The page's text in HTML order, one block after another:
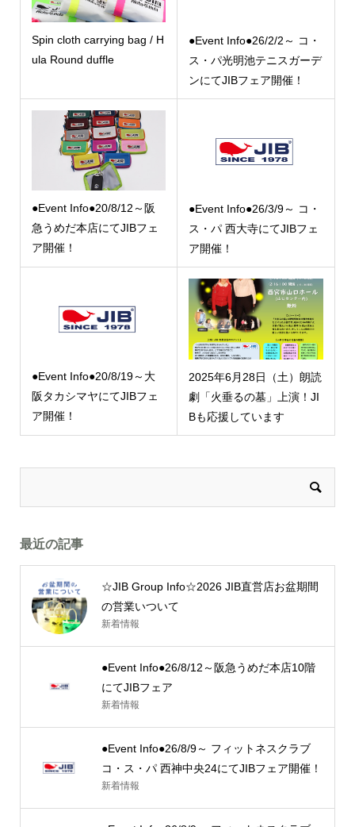
Spin cloth carrying bag / H
ula Round duffle
●Event Info●26/2/2～ コ・
ス・パ光明池テニスガーデ
ンにてJIBフェア開催！
●Event Info●20/8/12～阪
急うめだ本店にてJIBフェ
ア開催！
●Event Info●26/3/9～ コ・
ス・パ 西大寺にてJIBフェ
ア開催！
●Event Info●20/8/19～大
阪タカシマヤにてJIBフェ
ア開催！
2025年6月28日（土）朗読
劇「火垂るの墓」上演！JI
Bも応援しています
最近の記事
☆JIB Group Info☆2026 JIB直営店お盆期間
の営業いついて
新着情報
●Event Info●26/8/12～阪急うめだ本店10階
にてJIBフェア
新着情報
●Event Info●26/8/9～ フィットネスクラブ
コ・ス・パ 西神中央24にてJIBフェア開催！
新着情報